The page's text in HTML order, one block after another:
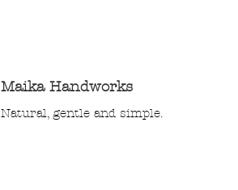
Maika Handworks
Natural, gentle and simple.